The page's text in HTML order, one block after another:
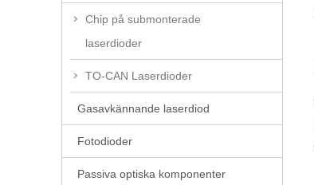
Chip på submonterade
laserdioder
TO-CAN Laserdioder
Gasavkännande laserdiod
Fotodioder
Passiva optiska komponenter